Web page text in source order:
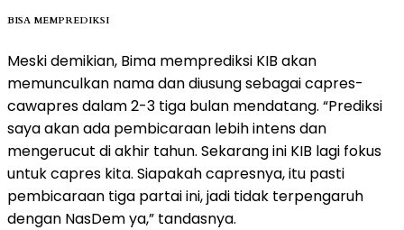
BISA MEMPREDIKSI
Meski demikian, Bima memprediksi KIB akan
memunculkan nama dan diusung sebagai capres-
cawapres dalam 2-3 tiga bulan mendatang. “Prediksi
saya akan ada pembicaraan lebih intens dan
mengerucut di akhir tahun. Sekarang ini KIB lagi fokus
untuk capres kita. Siapakah capresnya, itu pasti
pembicaraan tiga partai ini, jadi tidak terpengaruh
dengan NasDem ya,” tandasnya.